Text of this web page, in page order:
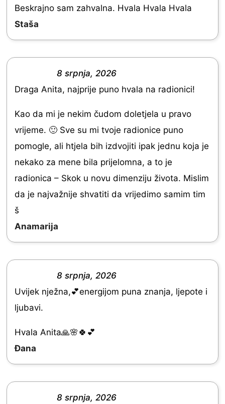
f
5
d
5
.
0
u
o
f
5
Beskrajno sam zahvalna. Hvala Hvala Hvala
Staša
t
e
d
5
.
0
u
t
o
5
8 srpnja, 2026
Draga Anita, najprije puno hvala na radionici!
Kao da mi je nekim čudom doletjela u pravo
vrijeme. 🙂 Sve su mi tvoje radionice puno
pomogle, ali htjela bih izdvojiti ipak jednu koja je
nekako za mene bila prijelomna, a to je
radionica – Skok u novu dimenziju života. Mislim
da je najvažnije shvatiti da vrijedimo samim tim
š
Anamarija
e
d
5
.
8 srpnja, 2026
Uvijek nježna,💕energijom puna znanja, ljepote i
ljubavi.
Hvala Anita🙏🌸🍀💕
Đana
8 srpnja, 2026